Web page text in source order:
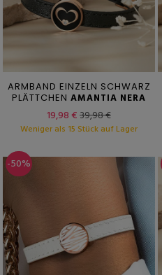
ARMBAND EINZELN SCHWARZ
PLÄTTCHEN AMANTIA NERA
19,98 €39,98 €
Weniger als 15 Stück auf Lager
-50%